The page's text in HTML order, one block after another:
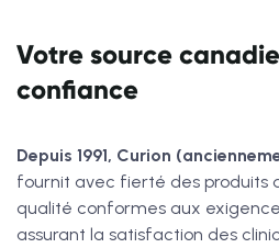
Votre source
confiance
Depuis 1991, Curion
fournit avec fierté des produits
qualité conformes aux
assurant la satisfaction des